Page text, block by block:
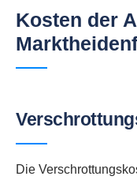
Kosten der
Die